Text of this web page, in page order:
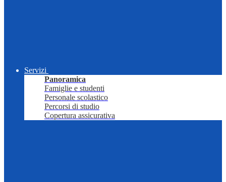
Servizi
Panoramica
Famiglie e studenti
Personale scolastico
Percorsi di studio
Copertura assicurativa